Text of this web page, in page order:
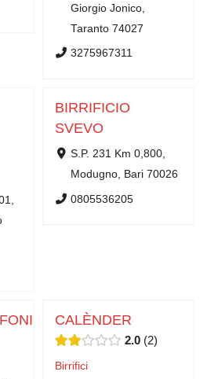
Giorgio Jonico,
Taranto 74027
3275967311
BIRRIFICIO
SVEVO
S.P. 231 Km 0,800,
Modugno, Bari 70026
0805536205
CALÈNDER
2.0 2
Birrifici